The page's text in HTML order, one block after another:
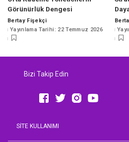
Görünürlük Dengesi
Posted
by
Bertay Fişekçi
Yayınlama Tarihi: 22 Temmuz 2026
by
Bizi Takip Edin
SİTE KULLANIMI